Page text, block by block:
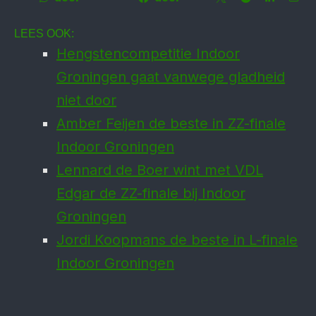
LEES OOK:
Hengstencompetitie Indoor
Groningen gaat vanwege gladheid
niet door
Amber Feijen de beste in ZZ-finale
Indoor Groningen
Lennard de Boer wint met VDL
Edgar de ZZ-finale bij Indoor
Groningen
Jordi Koopmans de beste in L-finale
Indoor Groningen